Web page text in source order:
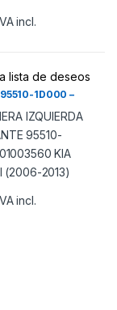
incl.
lista de deseos
IZQUIERDA DEL
1D000 –
CARENS III
incl.